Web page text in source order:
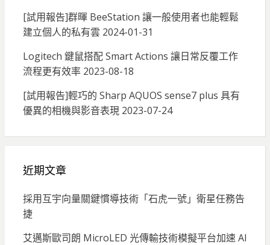
[試用報告]群暉 BeeStation 讓一般使用者也能輕鬆
建立個人的私有雲 2024-01-31
Logitech 鍵鼠搭配 Smart Actions 讓日常反覆工作
流程更有效率 2023-08-18
[試用報告]輕巧的 Sharp AQUOS sense7 plus 具有
優異的相機與影音表現 2023-07-24
近期文章
採用互宇向量關鍵慣導技術「石虎一號」衛星任務告
捷
艾邁斯歐司朗 MicroLED 光傳輸技術模擬平台加速 AI